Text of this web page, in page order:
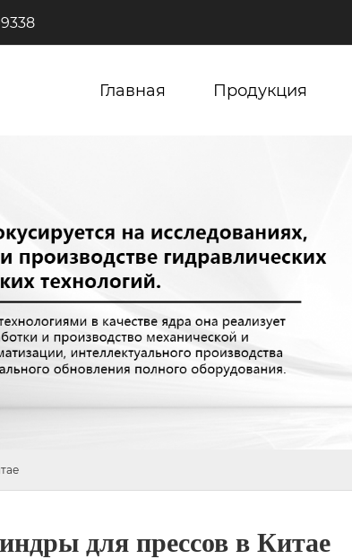
Главная Продукция
для прессов в Китае